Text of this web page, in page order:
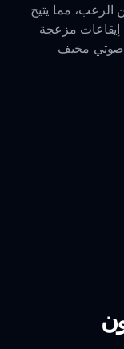
مما يتيح
مزعجة